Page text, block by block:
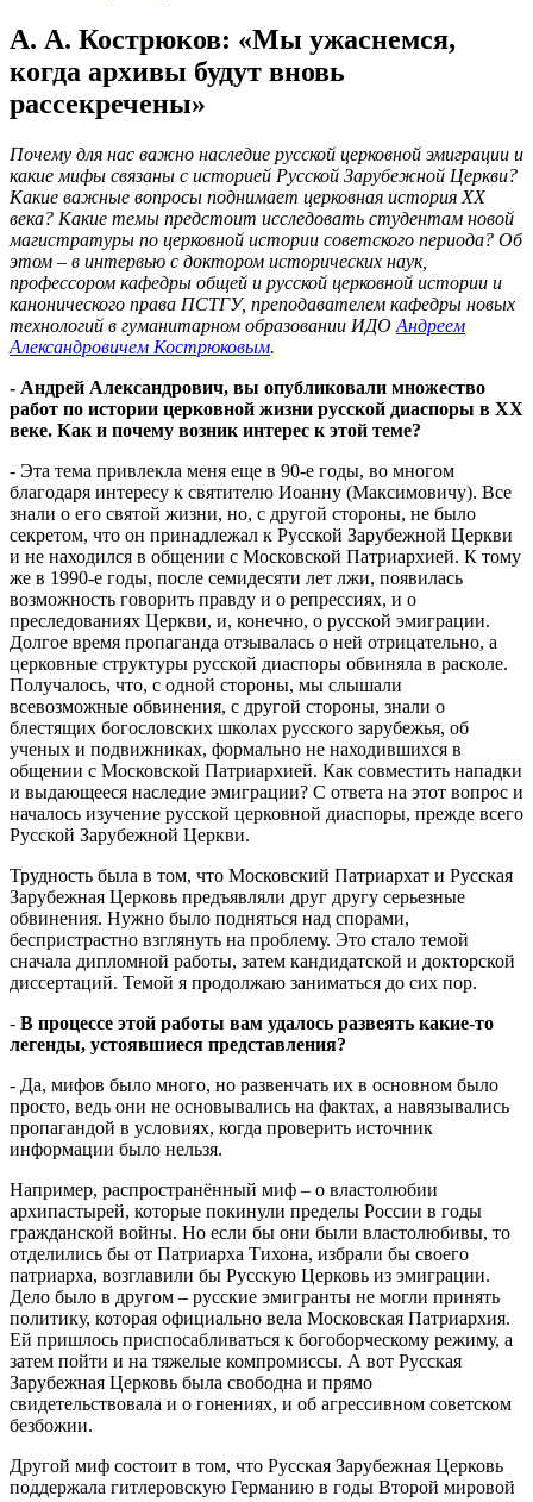
А. А. Кострюков: «Мы ужаснемся,
когда архивы будут вновь
рассекречены»
Почему для нас важно наследие русской церковной эмиграции и
какие мифы связаны с историей Русской Зарубежной Церкви?
Какие важные вопросы поднимает церковная история XX
века? Какие темы предстоит исследовать студентам новой
магистратуры по церковной истории советского периода? Об
этом – в интервью с доктором исторических наук,
профессором кафедры общей и русской церковной истории и
канонического права ПСТГУ, преподавателем кафедры новых
технологий в гуманитарном образовании ИДО Андреем
Александровичем Кострюковым.
- Андрей Александрович, вы опубликовали множество
работ по истории церковной жизни русской диаспоры в XX
веке. Как и почему возник интерес к этой теме?
- Эта тема привлекла меня еще в 90-е годы, во многом
благодаря интересу к святителю Иоанну (Максимовичу). Все
знали о его святой жизни, но, с другой стороны, не было
секретом, что он принадлежал к Русской Зарубежной Церкви
и не находился в общении с Московской Патриархией. К тому
же в 1990-е годы, после семидесяти лет лжи, появилась
возможность говорить правду и о репрессиях, и о
преследованиях Церкви, и, конечно, о русской эмиграции.
Долгое время пропаганда отзывалась о ней отрицательно, а
церковные структуры русской диаспоры обвиняла в расколе.
Получалось, что, с одной стороны, мы слышали
всевозможные обвинения, с другой стороны, знали о
блестящих богословских школах русского зарубежья, об
ученых и подвижниках, формально не находившихся в
общении с Московской Патриархией. Как совместить нападки
и выдающееся наследие эмиграции? С ответа на этот вопрос и
началось изучение русской церковной диаспоры, прежде всего
Русской Зарубежной Церкви.
Трудность была в том, что Московский Патриархат и Русская
Зарубежная Церковь предъявляли друг другу серьезные
обвинения. Нужно было подняться над спорами,
беспристрастно взглянуть на проблему. Это стало темой
сначала дипломной работы, затем кандидатской и докторской
диссертаций. Темой я продолжаю заниматься до сих пор.
- В процессе этой работы вам удалось развеять какие-то
легенды, устоявшиеся представления?
- Да, мифов было много, но развенчать их в основном было
просто, ведь они не основывались на фактах, а навязывались
пропагандой в условиях, когда проверить источник
информации было нельзя.
Например, распространённый миф – о властолюбии
архипастырей, которые покинули пределы России в годы
гражданской войны. Но если бы они были властолюбивы, то
отделились бы от Патриарха Тихона, избрали бы своего
патриарха, возглавили бы Русскую Церковь из эмиграции.
Дело было в другом – русские эмигранты не могли принять
политику, которая официально вела Московская Патриархия.
Ей пришлось приспосабливаться к богоборческому режиму, а
затем пойти и на тяжелые компромиссы. А вот Русская
Зарубежная Церковь была свободна и прямо
свидетельствовала и о гонениях, и об агрессивном советском
безбожии.
Другой миф состоит в том, что Русская Зарубежная Церковь
поддержала гитлеровскую Германию в годы Второй мировой